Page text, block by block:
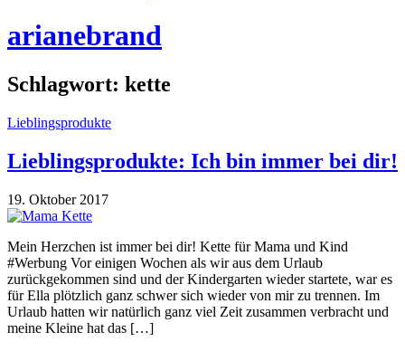
arianebrand
Schlagwort: kette
Lieblingsprodukte
Lieblingsprodukte: Ich bin immer bei dir!
19. Oktober 2017
Mein Herzchen ist immer bei dir! Kette für Mama und Kind
#Werbung Vor einigen Wochen als wir aus dem Urlaub
zurückgekommen sind und der Kindergarten wieder startete, war es
für Ella plötzlich ganz schwer sich wieder von mir zu trennen. Im
Urlaub hatten wir natürlich ganz viel Zeit zusammen verbracht und
meine Kleine hat das […]